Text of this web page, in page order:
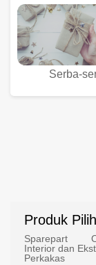
Serba-
Produk
Sparepart
Interior dan
Perkakas